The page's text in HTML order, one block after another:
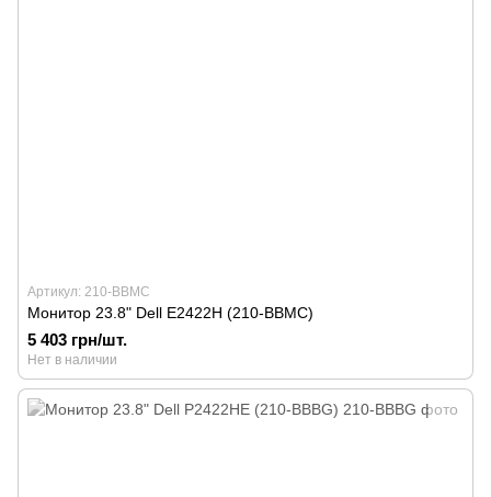
Артикул: 210-BBMC
Монитор 23.8" Dell E2422H (210-BBMC)
5 403 грн/шт.
Нет в наличии